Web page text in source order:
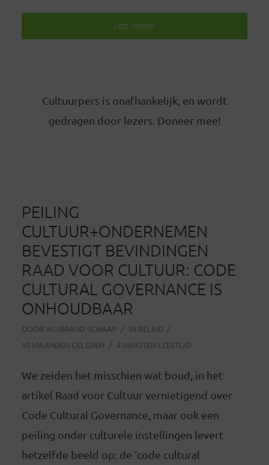
LEES VERDER
Cultuurpers is onafhankelijk, en wordt
gedragen door lezers. Doneer mee!
PEILING
CULTUUR+ONDERNEMEN
BEVESTIGT BEVINDINGEN
RAAD VOOR CULTUUR: CODE
CULTURAL GOVERNANCE IS
ONHOUDBAAR
DOOR WIJBRAND SCHAAP IN BELEID
10 MAANDEN GELEDEN
4 MINUTEN LEESTIJD
We zeiden het misschien wat boud, in het
artikel Raad voor Cultuur vernietigend over
Code Cultural Governance, maar ook een
peiling onder culturele instellingen levert
hetzelfde beeld op: de ‘code cultural